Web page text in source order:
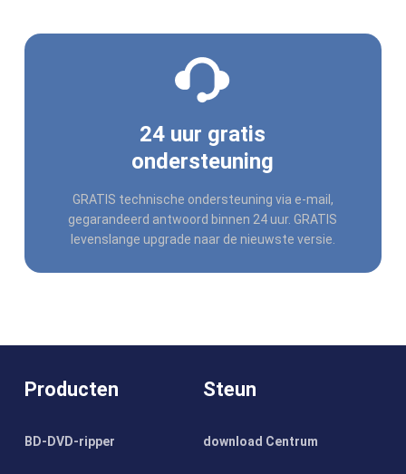
24 uur gratis
ondersteuning
GRATIS technische ondersteuning via e-mail,
gegarandeerd antwoord binnen 24 uur. GRATIS
levenslange upgrade naar de nieuwste versie.
Producten
BD-DVD-ripper
Steun
download Centrum